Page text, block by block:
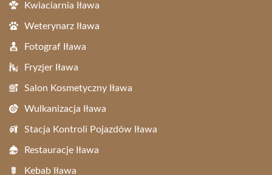
Kwiaciarnia Iława
Weterynarz Iława
Fotograf Iława
Fryzjer Iława
Salon Kosmetyczny Iława
Wulkanizacja Iława
Stacja Kontroli Pojazdów Iława
Restauracje Iława
Kebab Iława